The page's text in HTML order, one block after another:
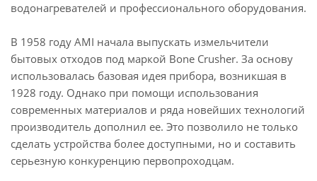
водонагревателей и профессионального оборудования.
В 1958 году AMI начала выпускать измельчители
бытовых отходов под маркой Bone Crusher. За основу
использовалась базовая идея прибора, возникшая в
1928 году. Однако при помощи использования
современных материалов и ряда новейших технологий
производитель дополнил ее. Это позволило не только
сделать устройства более доступными, но и составить
серьезную конкуренцию первопроходцам.